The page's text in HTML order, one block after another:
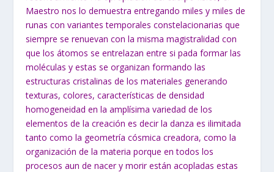
Maestro nos lo demuestra entregando miles y miles de
runas con variantes temporales constelacionarias que
siempre se renuevan con la misma magistralidad con
que los átomos se entrelazan entre si pada formar las
moléculas y estas se organizan formando las
estructuras cristalinas de los materiales generando
texturas, colores, características de densidad
homogeneidad en la amplísima variedad de los
elementos de la creación es decir la danza es ilimitada
tanto como la geometría cósmica creadora, como la
organización de la materia porque en todos los
procesos aun de nacer y morir están acopladas estas